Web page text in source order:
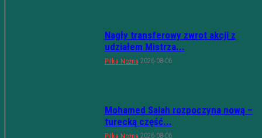
Nagły transferowy zwrot akcji z
udziałem Mistrza...
Piłka Nożna 2026-08-06
Mohamed Salah rozpoczyna nową –
turecką część...
Piłka Nożna 2026-08-06